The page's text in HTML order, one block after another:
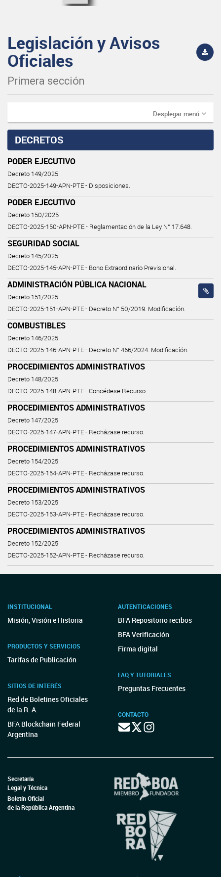
Legislación y Avisos
Oficiales
Primera sección
Desplegar menú
DECRETOS
PODER EJECUTIVO
Decreto 149/2025
DECTO-2025-149-APN-PTE - Disposiciones.
PODER EJECUTIVO
Decreto 150/2025
DECTO-2025-150-APN-PTE - Reglamentación de la Ley N° 17.648.
SEGURIDAD SOCIAL
Decreto 145/2025
DECTO-2025-145-APN-PTE - Bono Extraordinario Previsional.
ADMINISTRACIÓN PÚBLICA NACIONAL
Decreto 151/2025
DECTO-2025-151-APN-PTE - Decreto N° 50/2019. Modificación.
COMBUSTIBLES
Decreto 146/2025
DECTO-2025-146-APN-PTE - Decreto N° 466/2024. Modificación.
PROCEDIMIENTOS ADMINISTRATIVOS
Decreto 148/2025
DECTO-2025-148-APN-PTE - Concédese Recurso.
PROCEDIMIENTOS ADMINISTRATIVOS
Decreto 147/2025
DECTO-2025-147-APN-PTE - Recházase recurso.
PROCEDIMIENTOS ADMINISTRATIVOS
Decreto 154/2025
DECTO-2025-154-APN-PTE - Recházase recurso.
PROCEDIMIENTOS ADMINISTRATIVOS
Decreto 153/2025
DECTO-2025-153-APN-PTE - Recházase recurso.
PROCEDIMIENTOS ADMINISTRATIVOS
Decreto 152/2025
DECTO-2025-152-APN-PTE - Recházase recurso.
INSTITUCIONAL
Misión, Visión e Historia
PRODUCTOS Y SERVICIOS
Tarifas de Publicación
SITIOS DE INTERÉS
Red de Boletines Oficiales
de la R. A.
BFA Blockchain Federal
Argentina
AUTENTICACIONES
BFA Repositorio recibos
BFA Verificación
Firma digital
FAQ Y TUTORIALES
Preguntas Frecuentes
CONTACTO
Secretaría
Legal y Técnica
Boletín Oficial
de la República Argentina